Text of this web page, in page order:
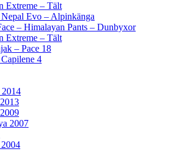
Extreme – Tält
Evo – Alpinkänga
– Himalayan Pants – Dunbyxor
Extreme – Tält
– Pace 18
4
2007